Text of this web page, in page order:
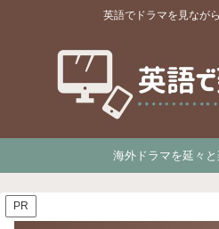
英語でドラマを見なが
海外ドラマを延々と
PR